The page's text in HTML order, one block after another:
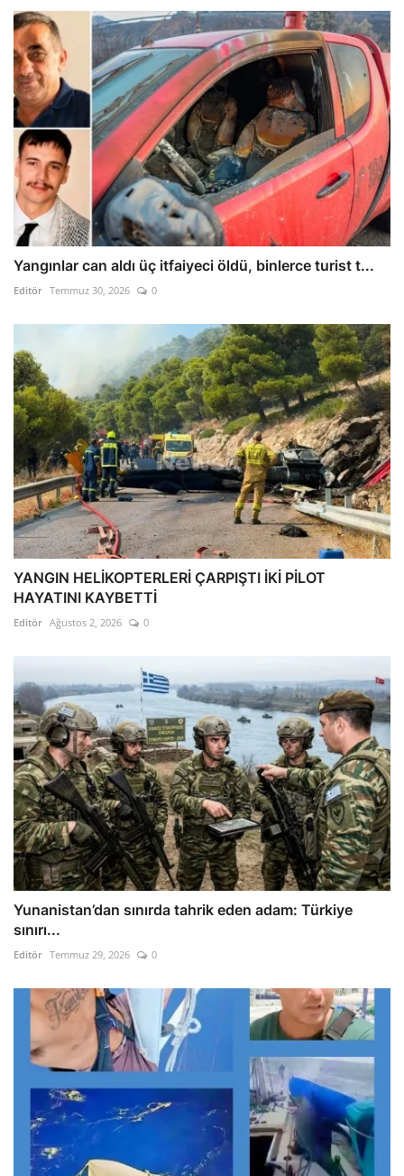
Yangınlar can aldı üç itfaiyeci öldü, binlerce turist t...
Editör Temmuz 30, 2026 0
YANGIN HELİKOPTERLERİ ÇARPIŞTI İKİ PİLOT
HAYATINI KAYBETTİ
Editör Ağustos 2, 2026 0
Yunanistan’dan sınırda tahrik eden adam: Türkiye
sınırı...
Editör Temmuz 29, 2026 0